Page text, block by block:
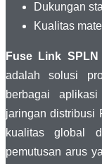
Dukungan
Kualitas
Fuse Link
adalah solusi
berbagai
jaringan distribusi
kualitas global
pemutusan arus